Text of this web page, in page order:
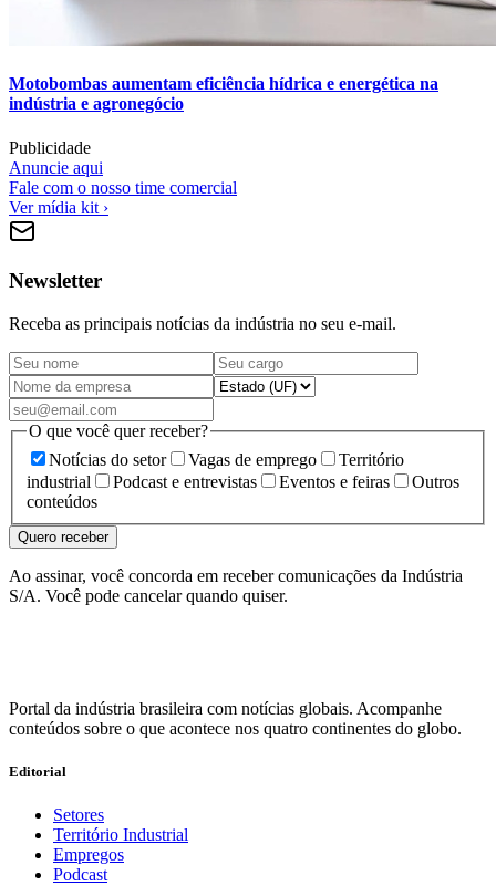
Motobombas aumentam eficiência hídrica e energética na
indústria e agronegócio
Publicidade
Anuncie aqui
Fale com o nosso time comercial
Ver mídia kit ›
Newsletter
Receba as principais notícias da indústria no seu e-mail.
O que você quer receber?
Notícias do setor
Vagas de emprego
Território
industrial
Podcast e entrevistas Eventos e feiras
Outros
conteúdos
Quero receber
Ao assinar, você concorda em receber comunicações da Indústria
S/A. Você pode cancelar quando quiser.
Portal da indústria brasileira com notícias globais. Acompanhe
conteúdos sobre o que acontece nos quatro continentes do globo.
Editorial
Setores
Território Industrial
Empregos
Podcast